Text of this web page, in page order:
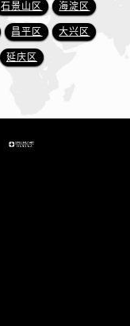
石景山区 海淀区
昌平区 大兴区
延庆区